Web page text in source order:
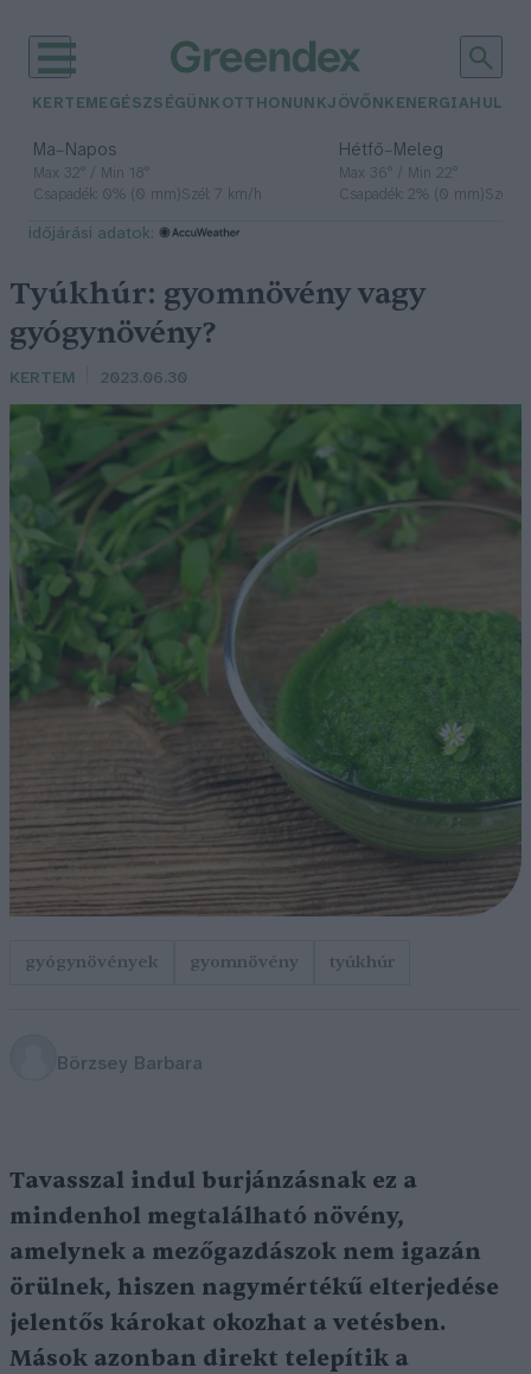
KERTEM EGÉSZSÉGÜNK OTTHONUNKJÖVŐNK ENERGIA
Ma– Napos
Max 32° / Min 18°
Csapadék: 0% (0 mm)Szél: 7 km/h
Hétfő– Meleg
Max 36° / Min 22°
Csapadék: 2% (0 mm)Szél:
időjárási adatok:
Tyúkhúr: gyomnövény vagy
gyógynövény?
KERTEM 2023.06.30
gyógynövények gyomnövény tyúkhúr
Börzsey Barbara
Tavasszal indul burjánzásnak ez a
mindenhol megtalálható növény,
amelynek a mezőgazdászok nem igazán
örülnek, hiszen nagymértékű elterjedése
jelentős károkat okozhat a vetésben.
Mások azonban direkt telepítik a